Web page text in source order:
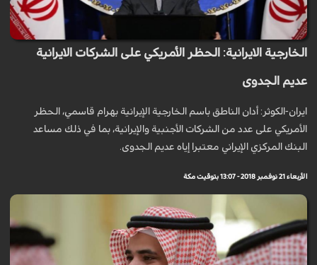
الخارجية الايرانية: الحظر الأمريكي على الشركات الايرانية
عديم الجدوى
ايران-الكوثر: أدان الناطق باسم الخارجية الإيرانية بهرام قاسمي، الحظر
الأمريكي على عدد من الشركات الأجنبية والإيرانية، بما في ذلك مساعد
البنك المركزي الإيراني معتبرا إياه عديم الجدوى.
الأربعاء 21 نوفمبر 2018 - 13:07 بتوقيت مكة